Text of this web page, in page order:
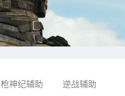
枪神纪辅助 逆战辅助